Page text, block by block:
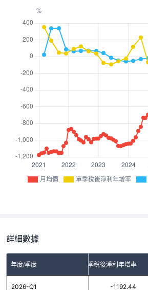
月均價 單季稅後淨利年增率
詳細數據
年度/季度 單季稅後淨利年增率
2026-Q1 -1192.44